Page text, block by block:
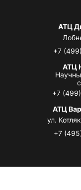
АТЦ
+7
АТЦ
+7
АТЦ
ул.
+7